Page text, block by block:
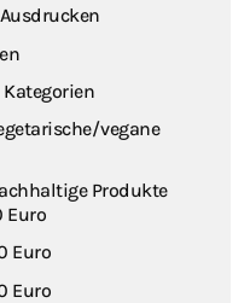
Euro
Euro
Euro
/ vegane
Produkte